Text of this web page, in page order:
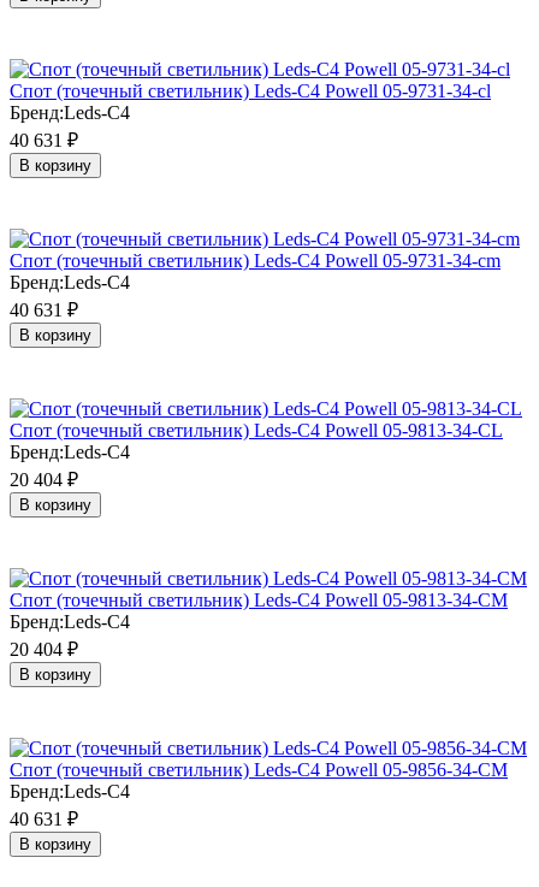
Cпот (точечный светильник) Leds-C4 Powell 05-9731-34-cl
Бренд:Leds-C4
40 631 ₽
В корзину
Cпот (точечный светильник) Leds-C4 Powell 05-9731-34-cm
Бренд:Leds-C4
40 631 ₽
В корзину
Cпот (точечный светильник) Leds-C4 Powell 05-9813-34-CL
Бренд:Leds-C4
20 404 ₽
В корзину
Cпот (точечный светильник) Leds-C4 Powell 05-9813-34-CM
Бренд:Leds-C4
20 404 ₽
В корзину
Cпот (точечный светильник) Leds-C4 Powell 05-9856-34-CM
Бренд:Leds-C4
40 631 ₽
В корзину